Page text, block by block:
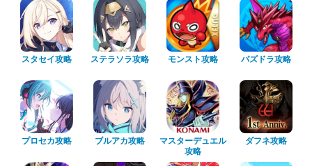
スタセイ攻略 ステラソラ攻略 モンスト攻略 パズドラ攻略
プロセカ攻略 ブルアカ攻略
マスターデュエル
攻略
ダフネ攻略